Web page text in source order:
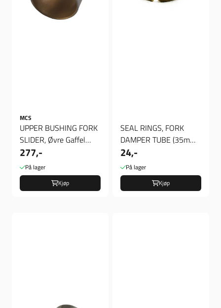
MCS
UPPER BUSHING FORK
SLIDER, Øvre Gaffel
Foring
277,-
På lager
Kjøp
SEAL RINGS, FORK
DAMPER TUBE (35mm),
Tette ring til hydraulic
stempel
24,-
På lager
Kjøp